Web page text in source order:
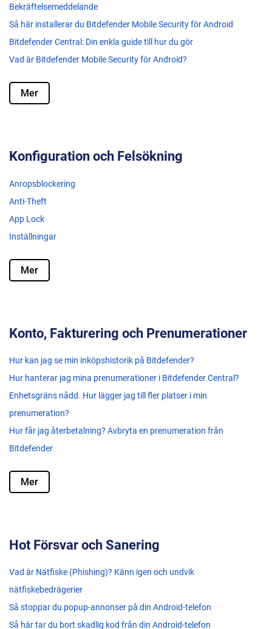
Bekräftelsemeddelande
Så här installerar du Bitdefender Mobile Security för Android
Bitdefender Central: Din enkla guide till hur du gör
Vad är Bitdefender Mobile Security för Android?
Mer
Konfiguration och Felsökning
Anropsblockering
Anti-Theft
App Lock
Inställningar
Mer
Konto, Fakturering och Prenumerationer
Hur kan jag se min inköpshistorik på Bitdefender?
Hur hanterar jag mina prenumerationer i Bitdefender Central?
Enhetsgräns nådd. Hur lägger jag till fler platser i min
prenumeration?
Hur får jag återbetalning? Avbryta en prenumeration från
Bitdefender
Mer
Hot Försvar och Sanering
Vad är Nätfiske (Phishing)? Känn igen och undvik
nätfiskebedrägerier
Så stoppar du popup-annonser på din Android-telefon
Så här tar du bort skadlig kod från din Android-telefon